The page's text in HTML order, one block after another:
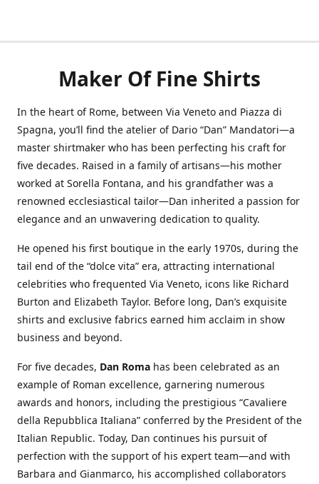
Maker Of Fine Shirts
In the heart of Rome, between Via Veneto and Piazza di
Spagna, you’ll find the atelier of Dario “Dan” Mandatori—a
master shirtmaker who has been perfecting his craft for
five decades. Raised in a family of artisans—his mother
worked at Sorella Fontana, and his grandfather was a
renowned ecclesiastical tailor—Dan inherited a passion for
elegance and an unwavering dedication to quality.
He opened his first boutique in the early 1970s, during the
tail end of the “dolce vita” era, attracting international
celebrities who frequented Via Veneto, icons like Richard
Burton and Elizabeth Taylor. Before long, Dan’s exquisite
shirts and exclusive fabrics earned him acclaim in show
business and beyond.
For five decades, Dan Roma has been celebrated as an
example of Roman excellence, garnering numerous
awards and honors, including the prestigious “Cavaliere
della Repubblica Italiana” conferred by the President of the
Italian Republic. Today, Dan continues his pursuit of
perfection with the support of his expert team—and with
Barbara and Gianmarco, his accomplished collaborators